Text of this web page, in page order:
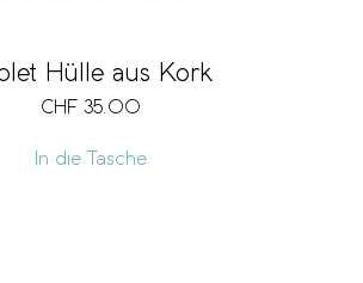
Hülle aus Kork
CHF 35.00
In die Tasche